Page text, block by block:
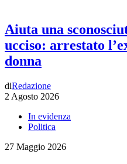
Aiuta una
ucciso: arrestato
donna
diRedazione
2 Agosto 2026
In evidenza
Politica
27 Maggio 2026